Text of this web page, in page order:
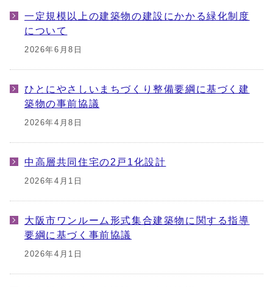
一定規模以上の建築物の建設にかかる緑化制度
について
2026年6月8日
ひとにやさしいまちづくり整備要綱に基づく建
築物の事前協議
2026年4月8日
中高層共同住宅の2戸1化設計
2026年4月1日
大阪市ワンルーム形式集合建築物に関する指導
要綱に基づく事前協議
2026年4月1日